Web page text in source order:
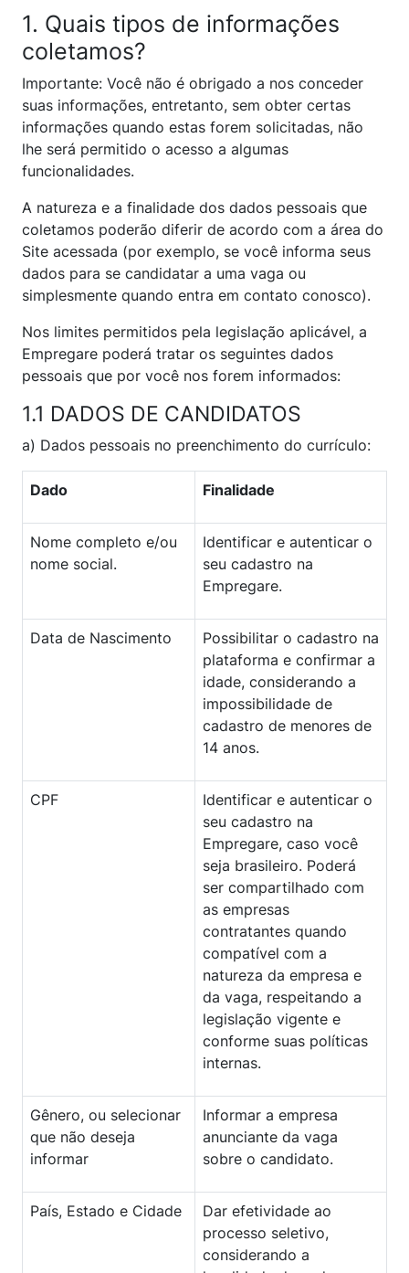
1. Quais tipos de informações
coletamos?
Importante: Você não é obrigado a nos conceder
suas informações, entretanto, sem obter certas
informações quando estas forem solicitadas, não
lhe será permitido o acesso a algumas
funcionalidades.
A natureza e a finalidade dos dados pessoais que
coletamos poderão diferir de acordo com a área do
Site acessada (por exemplo, se você informa seus
dados para se candidatar a uma vaga ou
simplesmente quando entra em contato conosco).
Nos limites permitidos pela legislação aplicável, a
Empregare poderá tratar os seguintes dados
pessoais que por você nos forem informados:
1.1 DADOS DE CANDIDATOS
a) Dados pessoais no preenchimento do currículo:
Dado Finalidade
Nome completo e/ou
nome social.
Identificar e autenticar o
seu cadastro na
Empregare.
Data de Nascimento
Possibilitar o cadastro na
plataforma e confirmar a
idade, considerando a
impossibilidade de
cadastro de menores de
14 anos.
CPF
Identificar e autenticar o
seu cadastro na
Empregare, caso você
seja brasileiro. Poderá
ser compartilhado com
as empresas
contratantes quando
compatível com a
natureza da empresa e
da vaga, respeitando a
legislação vigente e
conforme suas políticas
internas.
Gênero, ou selecionar
que não deseja
informar
Informar a empresa
anunciante da vaga
sobre o candidato.
País, Estado e Cidade
Dar efetividade ao
processo seletivo,
considerando a